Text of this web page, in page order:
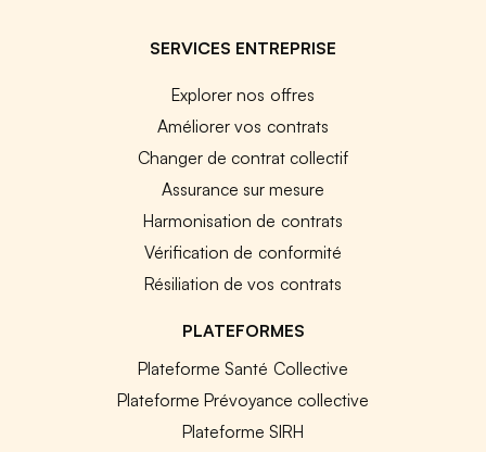
SERVICES ENTREPRISE
Explorer nos offres
Améliorer vos contrats
Changer de contrat collectif
Assurance sur mesure
Harmonisation de contrats
Vérification de conformité
Résiliation de vos contrats
PLATEFORMES
Plateforme Santé Collective
Plateforme Prévoyance collective
Plateforme SIRH